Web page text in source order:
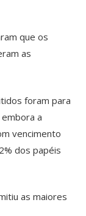
que os
as
foram para
a
vencimento
dos papéis
as maiores